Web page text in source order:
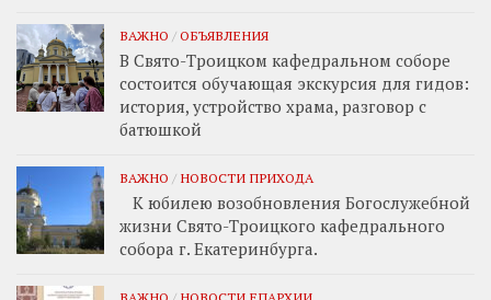
ВАЖНО / ОБЪЯВЛЕНИЯ
В Свято-Троицком кафедральном соборе
состоится обучающая экскурсия для гидов:
история, устройство храма, разговор с
батюшкой
ВАЖНО / НОВОСТИ ПРИХОДА
К юбилею возобновления Богослужебной
жизни Свято-Троицкого кафедрального
собора г. Екатеринбурга.